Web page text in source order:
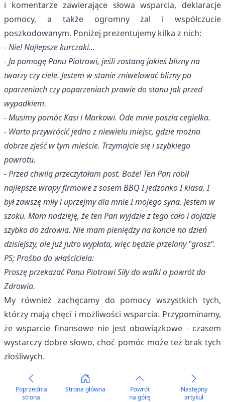
i komentarze zawierające słowa wsparcia, deklaracje
pomocy, a także ogromny żal i współczucie
poszkodowanym. Poniżej prezentujemy kilka z nich:
- Nie! Najlepsze kurczaki...
- Ja pomogę Panu Piotrowi, jeśli zostaną jakieś blizny na
twarzy czy ciele. Jestem w stanie zniwelować blizny po
oparzeniach czy poparzeniach prawie do stanu jak przed
wypadkiem.
- Musimy pomóc Kasi i Markowi. Ode mnie poszła cegiełka.
- Warto przywrócić jedno z niewielu miejsc, gdzie można
dobrze zjeść w tym mieście. Trzymajcie się i szybkiego
powrotu.
- Przed chwilą przeczytałam post. Boże! Ten Pan robił
najlepsze wrapy firmowe z sosem BBQ I jedzonko I klasa. I
był zawszę miły i uprzejmy dla mnie I mojego syna. Jestem w
szoku. Mam nadzieję, że ten Pan wyjdzie z tego cało i dojdzie
szybko do zdrowia. Nie mam pieniędzy na koncie na dzień
dzisiejszy, ale już jutro wypłata, więc będzie przelany "grosz".
PS; Prośba do właściciela:
Proszę przekazać Panu Piotrowi Siły do walki o powrót do
Zdrowia.
My również zachęcamy do pomocy wszystkich tych,
którzy mają chęci i możliwości wsparcia. Przypominamy,
że wsparcie finansowe nie jest obowiązkowe - czasem
wystarczy dobre słowo, choć pomóc może też brak tych
złośliwych.
Poprzednia
strona
Strona główna
Powrót
na górę
Następny
artykuł